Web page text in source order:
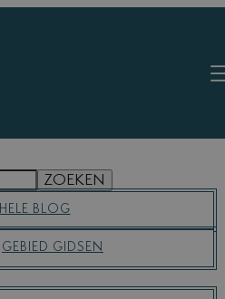
ZOEKEN
HELE BLOG
GEBIED GIDSEN